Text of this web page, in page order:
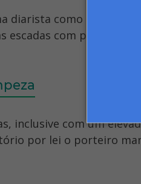
diarista como
escadas com pressa,
inclusive com um
por lei o porteiro